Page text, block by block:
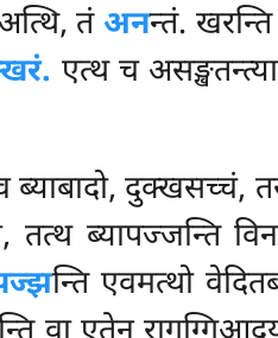
तं अनन्तं. खरन्ति
एत्थ च
ब्याबादो, दुक्खसच्चं,
तत्थ ब्यापज्जन्ति
न्ति एवमत्थो